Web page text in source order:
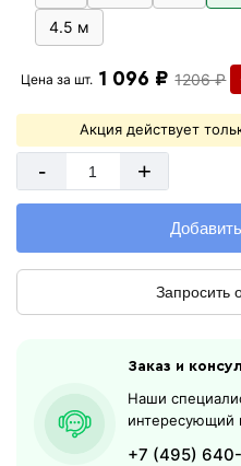
4.5 м
Цена за шт. 1 096 ₽ 1206 ₽
Акция действует
- +
Запросить
Заказ и
Наши
интересующий
+7 (495)